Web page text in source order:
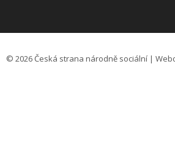
© 2026 Česká strana národně sociální |